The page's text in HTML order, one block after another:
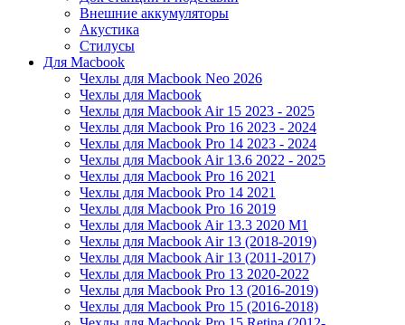
Внешние аккумуляторы
Акустика
Стилусы
Для Macbook
Чехлы для Macbook Neo 2026
Чехлы для Macbook
Чехлы для Macbook Air 15 2023 - 2025
Чехлы для Macbook Pro 16 2023 - 2024
Чехлы для Macbook Pro 14 2023 - 2024
Чехлы для Macbook Air 13.6 2022 - 2025
Чехлы для Macbook Pro 16 2021
Чехлы для Macbook Pro 14 2021
Чехлы для Macbook Pro 16 2019
Чехлы для Macbook Air 13.3 2020 M1
Чехлы для Macbook Air 13 (2018-2019)
Чехлы для Macbook Air 13 (2011-2017)
Чехлы для Macbook Pro 13 2020-2022
Чехлы для Macbook Pro 13 (2016-2019)
Чехлы для Macbook Pro 15 (2016-2018)